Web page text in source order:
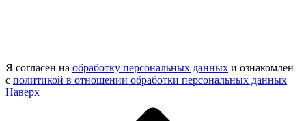
Я согласен на обработку персональных данных и ознакомлен
с политикой в отношении обработки персональных данных
Наверх